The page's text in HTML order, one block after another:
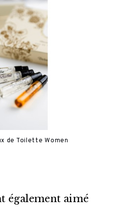
de Toilette Women
également aimé